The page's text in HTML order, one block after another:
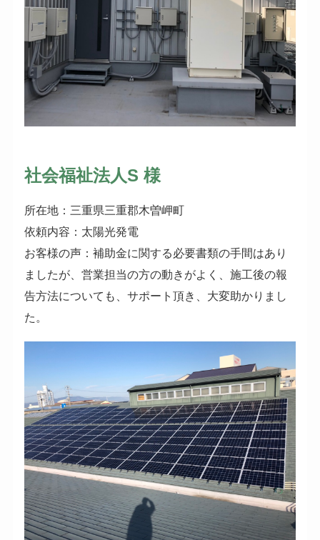
社会福祉法人S 様
所在地：三重県三重郡木曽岬町
依頼内容：太陽光発電
お客様の声：補助金に関する必要書類の手間はあり
ましたが、営業担当の方の動きがよく、施工後の報
告方法についても、サポート頂き、大変助かりまし
た。